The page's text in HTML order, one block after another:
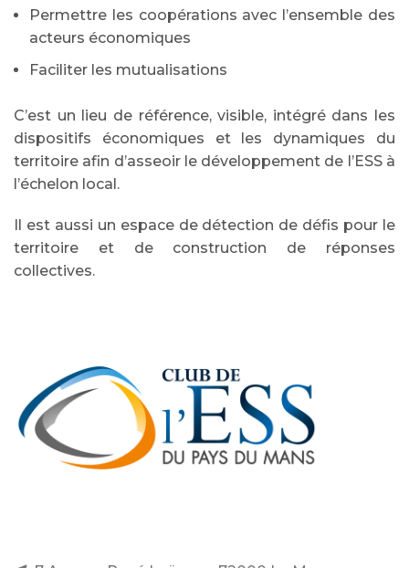
Permettre les coopérations avec l’ensemble des
acteurs économiques
Faciliter les mutualisations
C’est un lieu de référence, visible, intégré dans les
dispositifs économiques et les dynamiques du
territoire afin d’asseoir le développement de l’ESS à
l’échelon local.
Il est aussi un espace de détection de défis pour le
territoire et de construction de réponses
collectives.